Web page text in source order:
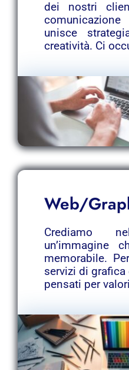
dei nostri
unisce
creatività. Ci
Web/
Crediamo
un’immagine
memorabile.
servizi di
pensati per